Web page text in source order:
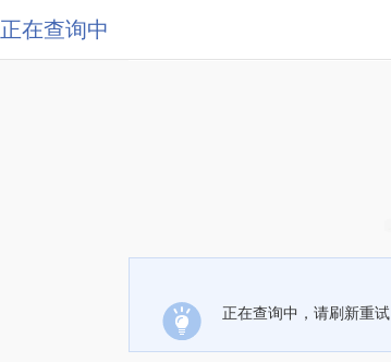
正在查询中
正在查询中，请刷新重试